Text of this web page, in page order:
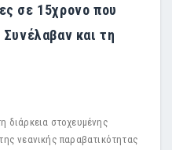
σε 15χρονο που
και τη
διάρκεια στοχευμένης
νεανικής παραβατικότητας